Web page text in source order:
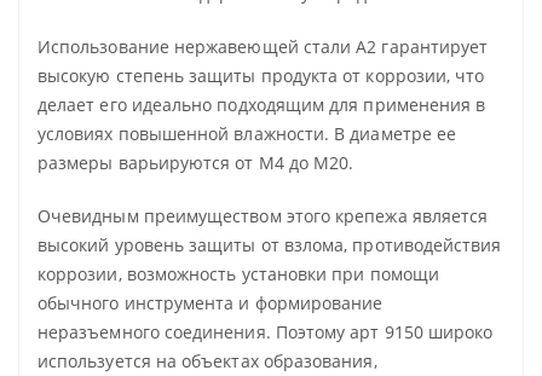
Использование нержавеющей стали А2 гарантирует
высокую степень защиты продукта от коррозии, что
делает его идеально подходящим для применения в
условиях повышенной влажности. В диаметре ее
размеры варьируются от М4 до М20.
Очевидным преимуществом этого крепежа является
высокий уровень защиты от взлома, противодействия
коррозии, возможность установки при помощи
обычного инструмента и формирование
неразъемного соединения. Поэтому арт 9150 широко
используется на объектах образования,